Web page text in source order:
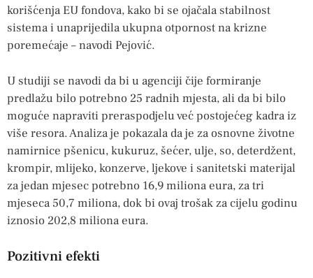
korišćenja EU fondova, kako bi se ojačala stabilnost
sistema i unaprijedila ukupna otpornost na krizne
poremećaje – navodi Pejović.
U studiji se navodi da bi u agenciji čije formiranje
predlažu bilo potrebno 25 radnih mjesta, ali da bi bilo
moguće napraviti preraspodjelu već postojećeg kadra iz
više resora. Analiza je pokazala da je za osnovne životne
namirnice pšenicu, kukuruz, šećer, ulje, so, deterdžent,
krompir, mlijeko, konzerve, ljekove i sanitetski materijal
za jedan mjesec potrebno 16,9 miliona eura, za tri
mjeseca 50,7 miliona, dok bi ovaj trošak za cijelu godinu
iznosio 202,8 miliona eura.
Pozitivni efekti